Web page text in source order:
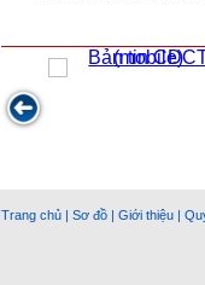
Trang chủ | Sơ đồ | Giới thiệu |